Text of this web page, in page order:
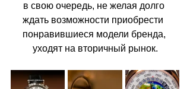
в свою очередь, не желая долго
ждать возможности приобрести
понравившиеся модели бренда,
уходят на вторичный рынок.